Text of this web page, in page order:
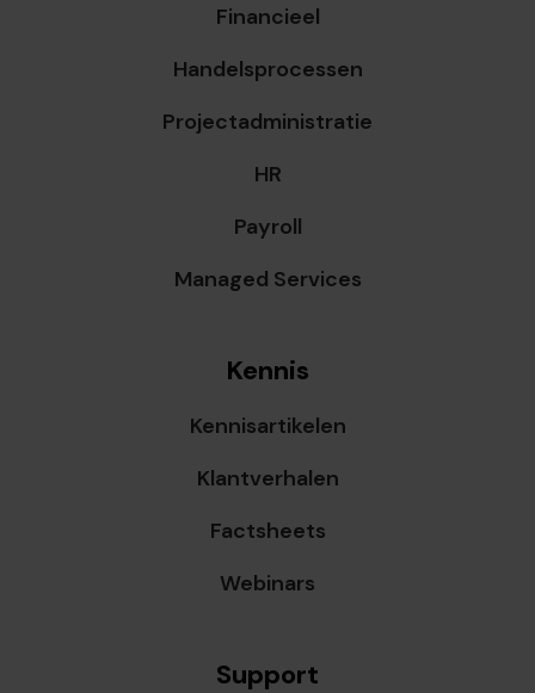
Financieel
Handelsprocessen
Projectadministratie
HR
Payroll
Managed Services
Kennis
Kennisartikelen
Klantverhalen
Factsheets
Webinars
Support